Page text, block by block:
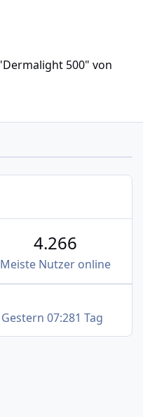
500" von
4.266
Meiste Nutzer online
Gestern 07:281 Tag